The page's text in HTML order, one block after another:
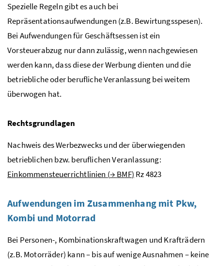
Spezielle Regeln gibt es auch bei
Repräsentationsaufwendungen (z.B. Bewirtungsspesen).
Bei Aufwendungen für Geschäftsessen ist ein
Vorsteuerabzug nur dann zulässig, wenn nachgewiesen
werden kann, dass diese der Werbung dienten und die
betriebliche oder berufliche Veranlassung bei weitem
überwogen hat.
Rechtsgrundlagen
Nachweis des Werbezwecks und der überwiegenden
betrieblichen bzw. beruflichen Veranlassung:
Einkommensteuerrichtlinien (→ BMF) Rz4823
Aufwendungen im Zusammenhang mit Pkw,
Kombi und Motorrad
Bei Personen-, Kombinationskraftwagen und Krafträdern
(z.B. Motorräder) kann – bis auf wenige Ausnahmen – keine